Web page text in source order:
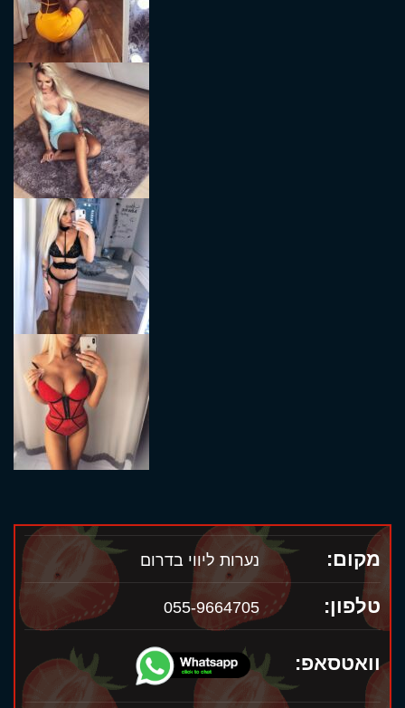
מקום: נערות ליווי בדרום
טלפון: 055-9664705
וואטסאפ: